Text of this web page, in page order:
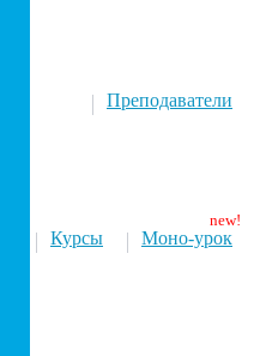
Преподаватели
Моно-урок
Курсы